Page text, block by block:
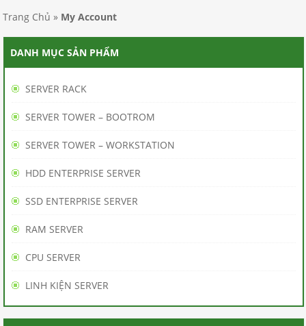
TỨC
SÁCH
BÁN
HÀNG
BẢO
HÀNH
/
BẢO
TRÌ
THANH
Trang Chủ » My Account
DANH MỤC SẢN PHẨM
SERVER RACK
SERVER TOWER – BOOTROM
SERVER TOWER – WORKSTATION
HDD ENTERPRISE SERVER
SSD ENTERPRISE SERVER
RAM SERVER
CPU SERVER
LINH KIỆN SERVER